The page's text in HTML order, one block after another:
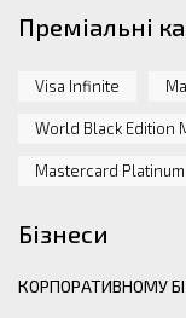
Преміальні
Visa Infinite
World Black Edition
Mastercard Platinum
Бізнеси
КОРПОРАТИВНОМУ